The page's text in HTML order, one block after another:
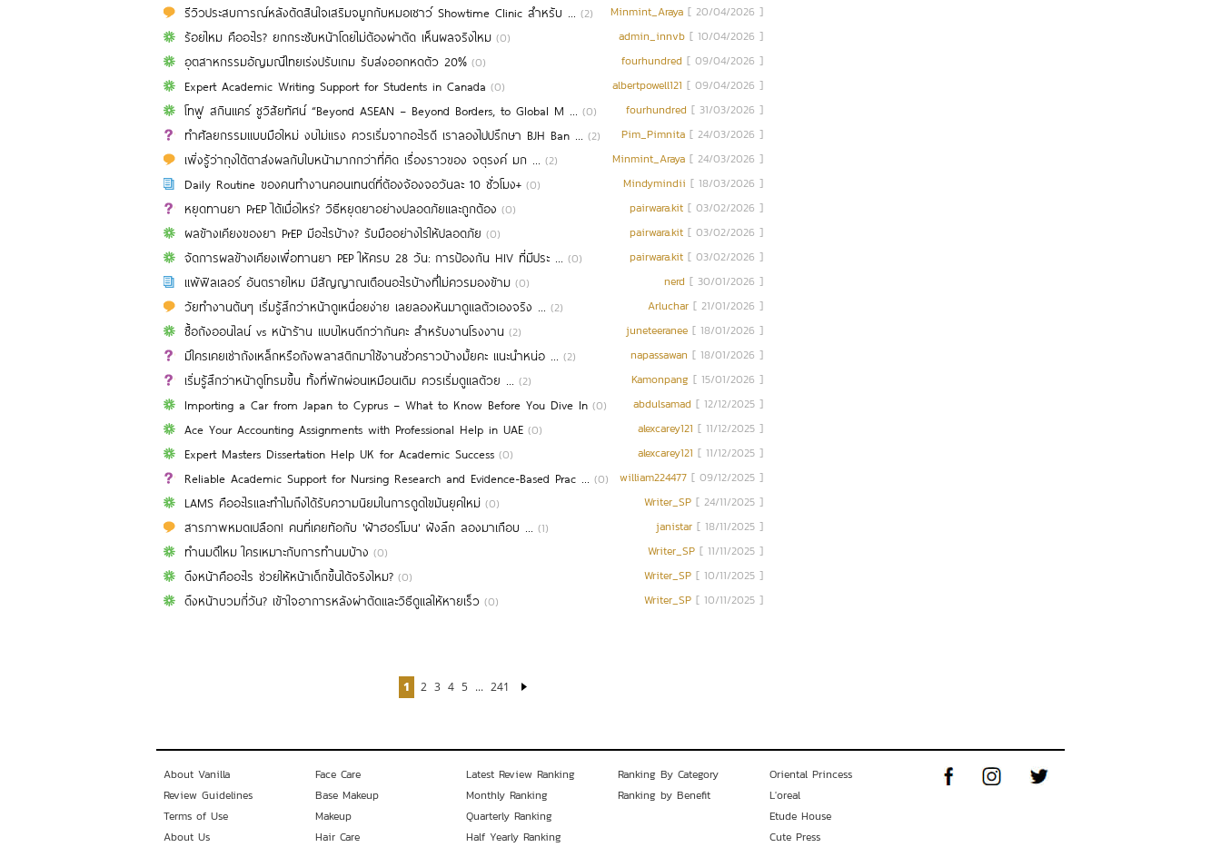
รีวิวประสบการณ์หลังตัดสินใจเสริมจมูกกับหมอเชาว์ Showtime Clinic สำหรับ ... (2) Minmint_Araya [ 20/04/2026 ]
ร้อยไหม คืออะไร? ยกกระชับหน้าโดยไม่ต้องผ่าตัด เห็นผลจริงไหม (0) admin_innvb [ 10/04/2026 ]
อุตสาหกรรมอัญมณีไทยเร่งปรับเกม รับส่งออกหดตัว 20% (0) fourhundred [ 09/04/2026 ]
Expert Academic Writing Support for Students in Canada (0) albertpowell121 [ 09/04/2026 ]
โทฟู สกินแคร์ ชูวิสัยทัศน์ “Beyond ASEAN – Beyond Borders, to Global M ... (0) fourhundred [ 31/03/2026 ]
ทำศัลยกรรมแบบมือใหม่ งบไม่แรง ควรเริ่มจากอะไรดี เราลองไปปรึกษา BJH Ban ... (2) Pim_Pimnita [ 24/03/2026 ]
เพิ่งรู้ว่าถุงใต้ตาส่งผลกับใบหน้ามากกว่าที่คิด เรื่องราวของ จตุรงค์ มก ... (2) Minmint_Araya [ 24/03/2026 ]
Daily Routine ของคนทำงานคอนเทนต์ที่ต้องจ้องจอวันละ 10 ชั่วโมง+ (0) Mindymindii [ 18/03/2026 ]
หยุดทานยา PrEP ได้เมื่อไหร่? วิธีหยุดยาอย่างปลอดภัยและถูกต้อง (0) pairwara.kit [ 03/02/2026 ]
ผลข้างเคียงของยา PrEP มีอะไรบ้าง? รับมืออย่างไรให้ปลอดภัย (0) pairwara.kit [ 03/02/2026 ]
จัดการผลข้างเคียงเพื่อทานยา PEP ให้ครบ 28 วัน: การป้องกัน HIV ที่มีประ ... (0) pairwara.kit [ 03/02/2026 ]
แพ้ฟิลเลอร์ อันตรายไหม มีสัญญาณเตือนอะไรบ้างที่ไม่ควรมองข้าม (0) nerd [ 30/01/2026 ]
วัยทำงานต้นๆ เริ่มรู้สึกว่าหน้าดูเหนื่อยง่าย เลยลองหันมาดูแลตัวเองจริง ... (2) Arluchar [ 21/01/2026 ]
ซื้อถังออนไลน์ vs หน้าร้าน แบบไหนดีกว่ากันคะ สำหรับงานโรงงาน (2) juneteeranee [ 18/01/2026 ]
มีใครเคยเช่าถังเหล็กหรือถังพลาสติกมาใช้งานชั่วคราวบ้างมั้ยคะ แนะนำหน่อ ... (2) napassawan [ 18/01/2026 ]
เริ่มรู้สึกว่าหน้าดูโทรมขึ้น ทั้งที่พักผ่อนเหมือนเดิม ควรเริ่มดูแลตัวย ... (2) Kamonpang [ 15/01/2026 ]
Importing a Car from Japan to Cyprus – What to Know Before You Dive In (0) abdulsamad [ 12/12/2025 ]
Ace Your Accounting Assignments with Professional Help in UAE (0) alexcarey121 [ 11/12/2025 ]
Expert Masters Dissertation Help UK for Academic Success (0) alexcarey121 [ 11/12/2025 ]
Reliable Academic Support for Nursing Research and Evidence-Based Prac ... (0) william224477 [ 09/12/2025 ]
LAMS คืออะไรและทำไมถึงได้รับความนิยมในการดูดไขมันยุคใหม่ (0) Writer_SP [ 24/11/2025 ]
สารภาพหมดเปลือก! คนที่เคยท้อกับ 'ฝ้าฮอร์โมน' ฝังลึก ลองมาเกือบ ... (1) janistar [ 18/11/2025 ]
ทำนมดีไหม ใครเหมาะกับการทำนมบ้าง (0) Writer_SP [ 11/11/2025 ]
ดึงหน้าคืออะไร ช่วยให้หน้าเด็กขึ้นได้จริงไหม? (0) Writer_SP [ 10/11/2025 ]
ดึงหน้าบวมกี่วัน? เข้าใจอาการหลังผ่าตัดและวิธีดูแลให้หายเร็ว (0) Writer_SP [ 10/11/2025 ]
1 2 3 4 5 ... 241
About Vanilla
Review Guidelines
Terms of Use
About Us
Face Care
Base Makeup
Makeup
Hair Care
Latest Review Ranking
Monthly Ranking
Quarterly Ranking
Half Yearly Ranking
Ranking By Category
Ranking by Benefit
Oriental Princess
L'oreal
Etude House
Cute Press